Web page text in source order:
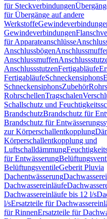
für Steckverbindungen
für Übergänge auf andere
Werkstoffe
Gewindeverbindungen
für Apparateanschlüsse
Anschlussbögen
Anschlussmuffen
AnschlussstutzenFertigabläufe
FertigabläufeSchneckensiphons
SchneckensiphonsZubehör
RohrschellenTragschalen
Schallschutz und
BrandschutzBrandschutz für
Brandschutz für
zur Körperschallentkopplung
Körperschallentkopplung und
Luftschalldämmung
für Entwässerung
BelüftungsventileGeberit Pluvia
Dachentwässerung
Dachwassereinläufe
Dachwassereinläufe bis 12 l/s
l/sErsatzteile für
für RinnenErsatzteile für